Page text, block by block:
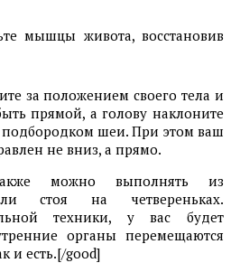
мышцы живота, восстановив
за положением своего тела и
прямой, а голову наклоните
подбородком шеи. При этом ваш
не вниз, а прямо.
можно выполнять из
стоя на четвереньках.
техники, у вас будет
органы перемещаются
и есть.[/good]